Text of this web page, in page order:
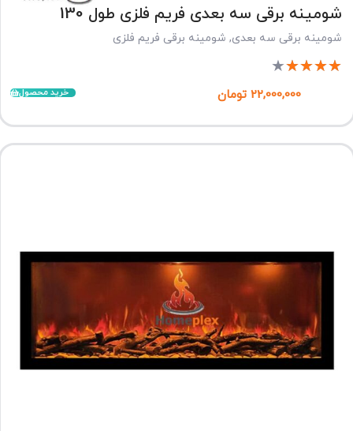
شومینه برقی سه بعدی فریم فلزی طول 130
شومینه برقی سه بعدی, شومینه برقی فریم فلزی
★
★
★
★
★
22,000,000 تومان خرید محصول